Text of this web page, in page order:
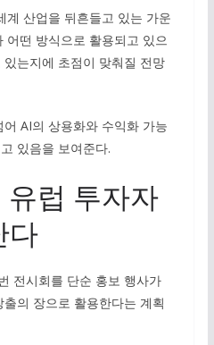
계 산업을 뒤흔들고 있는 가운
어떤 방식으로 활용되고 있으
는지에 초점이 맞춰질 전망
AI의 상용화와 수익화 가능
있음을 보여준다.
유럽 투자자
다
전시회를 단순 홍보 행사가
의 장으로 활용한다는 계획